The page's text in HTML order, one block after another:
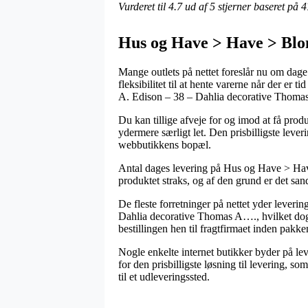
Vurderet til 4.7ud af 5 stjerner baseret på
Hus og Have > Have >
Mange outlets på nettet foreslår nu om
fleksibilitet til at hente varerne når der er
A. Edison – 38 – Dahlia decorative
Du kan tillige afveje for og imod at få
ydermere særligt let. Den prisbilligste
webbutikkens bopæl.
Antal dages levering på Hus og Have >
produktet straks, og af den grund er det
De fleste forretninger på nettet yder
Dahlia decorative Thomas A…., hvilket
bestillingen hen til fragtfirmaet inden
Nogle enkelte internet butikker byder på
for den prisbilligste løsning til levering,
til et udleveringssted.